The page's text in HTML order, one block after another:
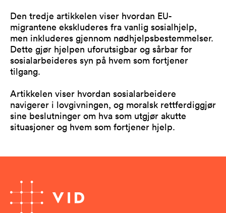
Den tredje artikkelen viser hvordan EU-
migrantene ekskluderes fra vanlig sosialhjelp,
men inkluderes gjennom nødhjelpsbestemmelser.
Dette gjør hjelpen uforutsigbar og sårbar for
sosialarbeideres syn på hvem som fortjener
tilgang.
Artikkelen viser hvordan sosialarbeidere
navigerer i lovgivningen, og moralsk rettferdiggjør
sine beslutninger om hva som utgjør akutte
situasjoner og hvem som fortjener hjelp.